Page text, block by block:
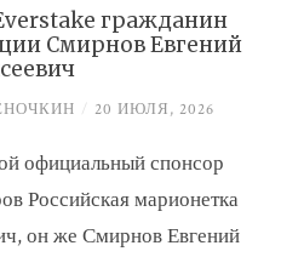
гражданин
Смирнов Евгений
/ 20 ИЮЛЯ, 2026
официальный спонсор
Российская марионетка
он же Смирнов Евгений